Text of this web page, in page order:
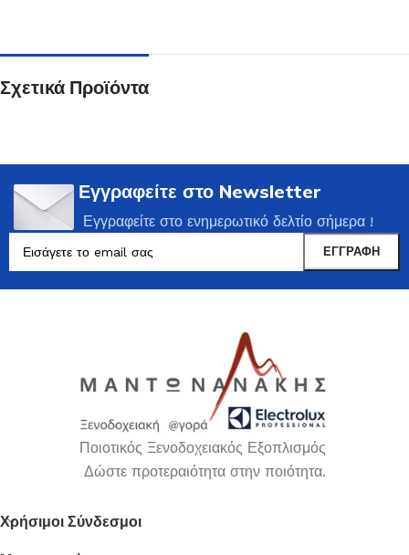
Σχετικά Προϊόντα
Εγγραφείτε στο Newsletter
Εγγραφείτε στο ενημερωτικό δελτίο σήμερα !
Ποιοτικός Ξενοδοχειακός Εξοπλισμός
Δώστε προτεραιότητα στην ποιότητα.
Χρήσιμοι Σύνδεσμοι